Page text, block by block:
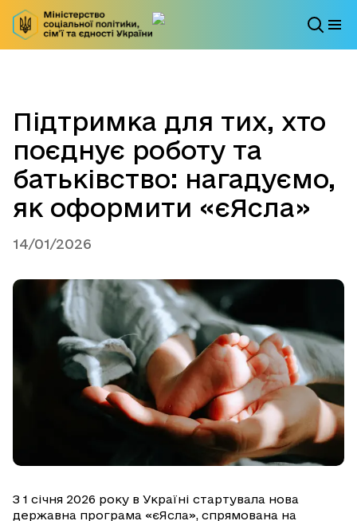
Підтримка для тих, хто
поєднує роботу та
батьківство: нагадуємо,
як оформити «єЯсла»
14/01/2026
З 1 січня 2026 року в Україні стартувала нова
державна програма «єЯсла», спрямована на